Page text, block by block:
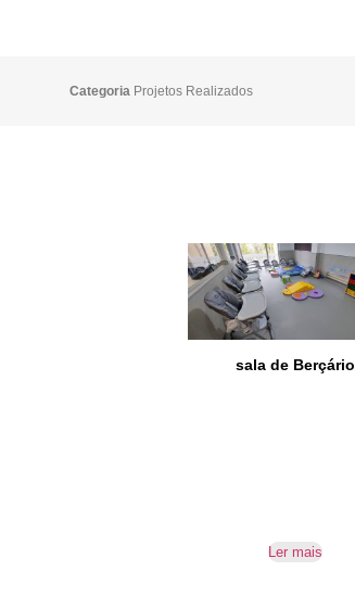
Categoria Projetos Realizados
sala de Berçário
Ler mais